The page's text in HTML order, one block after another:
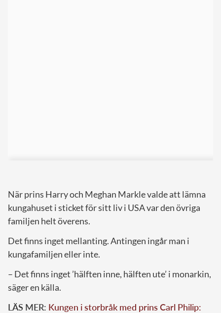
När prins Harry och Meghan Markle valde att lämna
kungahuset i sticket för sitt liv i USA var den övriga
familjen helt överens.
Det finns inget mellanting. Antingen ingår man i
kungafamiljen eller inte.
– Det finns inget ’hälften inne, hälften ute’ i monarkin,
säger en källa.
LÄS MER: Kungen i storbråk med prins Carl Philip: